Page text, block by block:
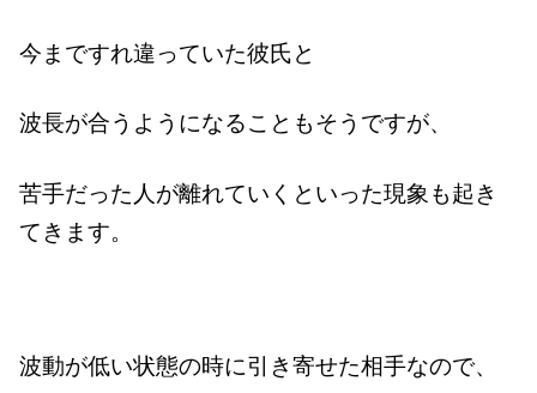
今まですれ違っていた彼氏と
波長が合うようになることもそうですが、
苦手だった人が離れていくといった現象も起き
てきます。
波動が低い状態の時に引き寄せた相手なので、